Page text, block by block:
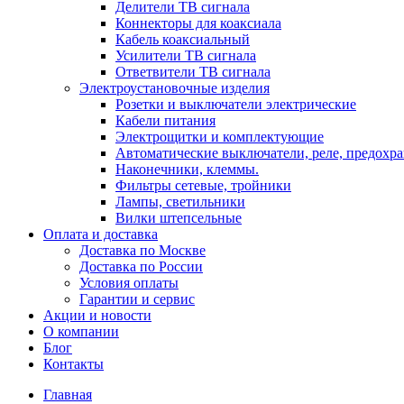
Делители ТВ сигнала
Коннекторы для коаксиала
Кабель коаксиальный
Усилители ТВ сигнала
Ответвители ТВ сигнала
Электроустановочные изделия
Розетки и выключатели электрические
Кабели питания
Электрощитки и комплектующие
Автоматические выключатели, реле,
Наконечники, клеммы.
Фильтры сетевые, тройники
Лампы, светильники
Вилки штепсельные
Оплата и доставка
Доставка по Москве
Доставка по России
Условия оплаты
Гарантии и сервис
Акции и новости
О компании
Блог
Контакты
Главная